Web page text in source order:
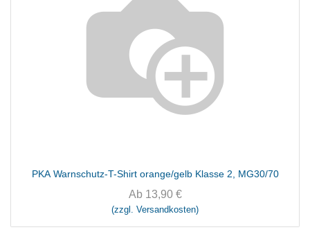
PKA Warnschutz-T-Shirt orange/gelb Klasse 2, MG30/70
Ab 13,90€
(zzgl. Versandkosten)